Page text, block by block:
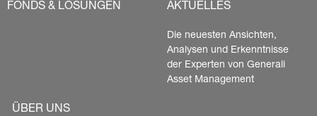
FONDS & LÖSUNGEN AKTUELLES
Die neuesten Ansichten,
Analysen und Erkenntnisse
der Experten von Generali
Asset Management
ÜBER UNS